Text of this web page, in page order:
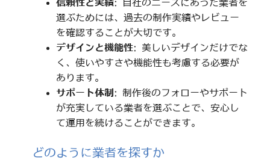
信頼性と実績: 自社のニーズにあった業者を
選ぶためには、過去の制作実績やレビュー
を確認することが大切です。
デザインと機能性: 美しいデザインだけでな
く、使いやすさや機能性も考慮する必要が
あります。
サポート体制 : 制作後のフォローやサポート
が充実している業者を選ぶことで、安心し
て運用を続けることができます。
どのように業者を探すか